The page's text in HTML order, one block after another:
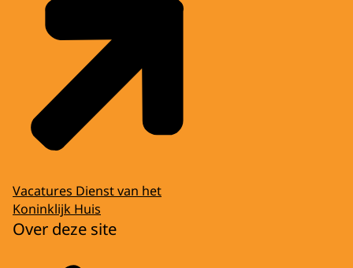
Vacatures Dienst van het
Koninklijk Huis
Over deze site